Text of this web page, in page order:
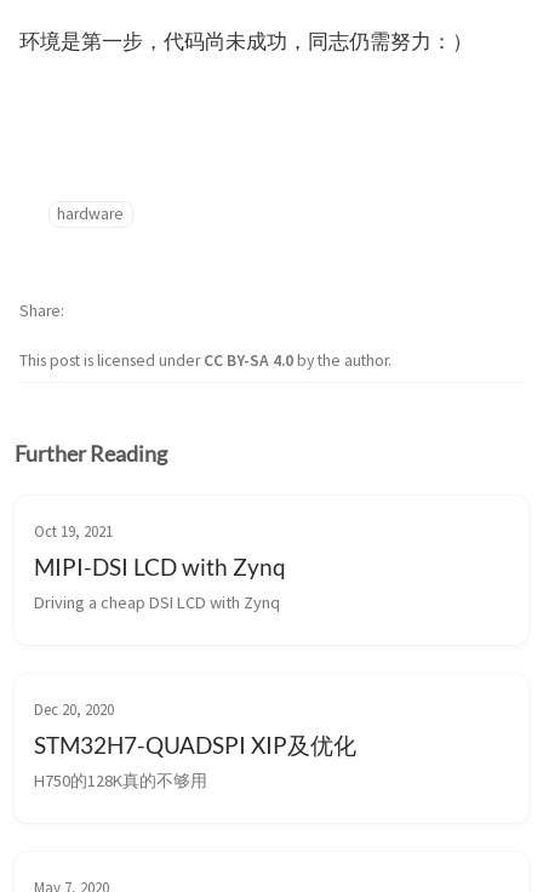
环境是第一步，代码尚未成功，同志仍需努力：）
hardware
This post is licensed underCC BY-SA 4.0by the author.
Share
Further Reading
Oct 19, 2021
MIPI-DSI LCD with Zynq
Driving a cheap DSI LCD with Zynq
Dec 20, 2020
STM32H7-QUADSPI XIP及优化
H750的128K真的不够用
May 7, 2020